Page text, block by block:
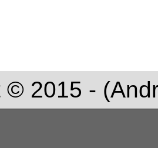
© 2015 -